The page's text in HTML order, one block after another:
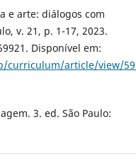
e arte: diálogos com
v. 21, p. 1-17, 2023.
Disponível em:
curriculum/article/view/
3. ed. São Paulo: